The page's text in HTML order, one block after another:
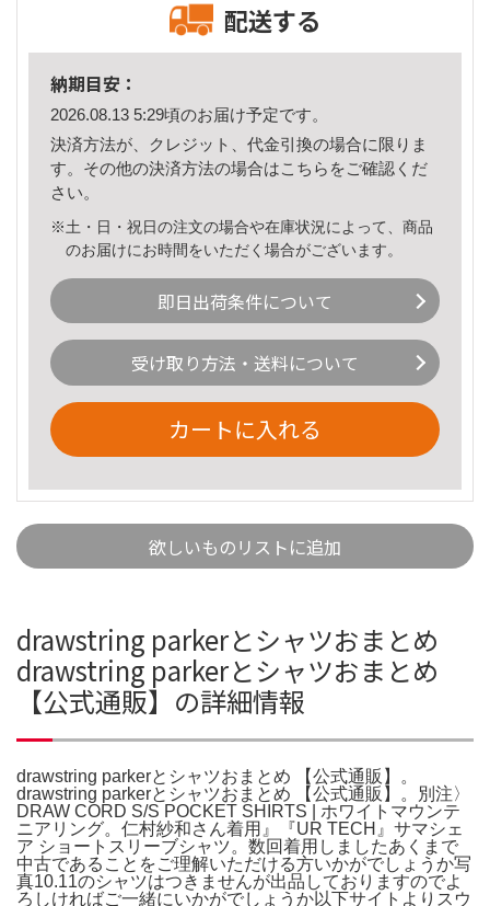
配送する
納期目安：
2026.08.13 5:29頃のお届け予定です。
決済方法が、クレジット、代金引換の場合に限りま
す。その他の決済方法の場合はこちら をご確認くだ
さい。
※土・日・祝日の注文の場合や在庫状況によって、商品
のお届けにお時間をいただく場合がございます。
即日出荷条件について
受け取り方法・送料について
カートに入れる
欲しいものリストに追加
drawstring parkerとシャツおまとめ
drawstring parkerとシャツおまとめ
【公式通販】の詳細情報
drawstring parkerとシャツおまとめ 【公式通販】。
drawstring parkerとシャツおまとめ 【公式通販】。別注〉
DRAW CORD S/S POCKET SHIRTS | ホワイトマウンテ
ニアリング。仁村紗和さん着用』『UR TECH』サマシェ
ア ショートスリーブシャツ。数回着用しましたあくまで
中古であることをご理解いただける方いかがでしょうか写
真10.11のシャツはつきませんが出品しておりますのでよ
ろしければご一緒にいかがでしょうか以下サイトよりスウ